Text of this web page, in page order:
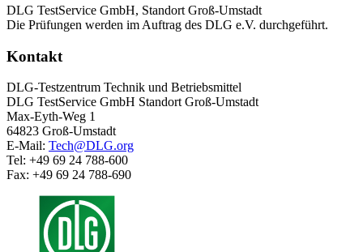
DLG TestService GmbH, Standort Groß-Umstadt
Die Prüfungen werden im Auftrag des DLG e.V. durchgeführt.
Kontakt
DLG-Testzentrum Technik und Betriebsmittel
DLG TestService GmbH Standort Groß-Umstadt
Max-Eyth-Weg 1
64823 Groß-Umstadt
E-Mail: Tech@DLG.org
Tel: +49 69 24 788-600
Fax: +49 69 24 788-690